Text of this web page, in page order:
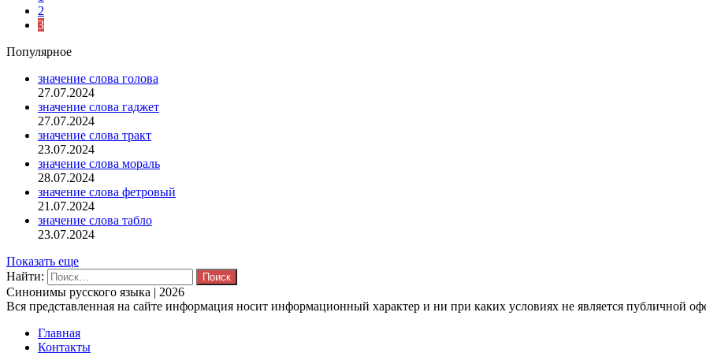
2
3
Популярное
значение слова голова
27.07.2024
значение слова гаджет
27.07.2024
значение слова тракт
23.07.2024
значение слова мораль
28.07.2024
значение слова фетровый
21.07.2024
значение слова табло
23.07.2024
Показать еще
Найти:
Синонимы русского языка | 2026
Вся представленная на сайте информация носит информационный характер и ни при каких условиях не является публичной
Главная
Контакты